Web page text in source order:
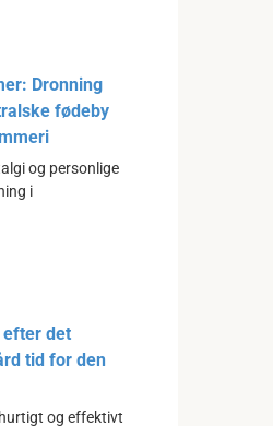
Dronning
fødeby
og personlige
i
det
tid for den
og effektivt